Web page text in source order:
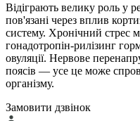
Відіграють велику роль у
пов'язані через вплив
систему. Хронічний стрес
гонадотропін-рилізинг
овуляції. Нервове
поясів — усе це може
організму.
Замовити дзвінок